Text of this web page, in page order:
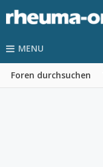
MENU
Foren durchsuchen